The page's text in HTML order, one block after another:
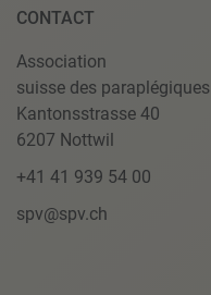
CONTACT
Association
suisse des paraplégiques
Kantonsstrasse 40
6207 Nottwil
+41 41 939 54 00
spv@spv.ch